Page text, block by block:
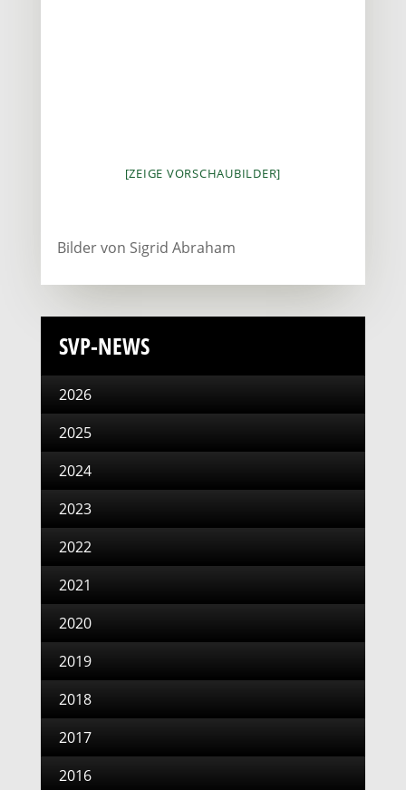
[ZEIGE VORSCHAUBILDER]
Bilder von Sigrid Abraham
SVP-NEWS
2026
2025
2024
2023
2022
2021
2020
2019
2018
2017
2016